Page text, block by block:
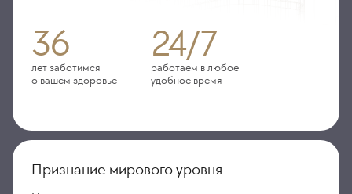
36
лет заботимся
о вашем здоровье
24/7
работаем в любое
удобное время
Признание мирового уровня